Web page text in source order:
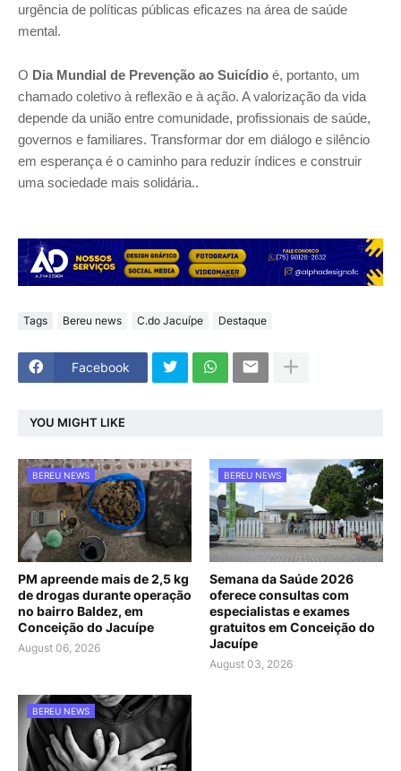
urgência de políticas públicas eficazes na área de saúde
mental.
O Dia Mundial de Prevenção ao Suicídio é, portanto, um
chamado coletivo à reflexão e à ação. A valorização da vida
depende da união entre comunidade, profissionais de saúde,
governos e familiares. Transformar dor em diálogo e silêncio
em esperança é o caminho para reduzir índices e construir
uma sociedade mais solidária..
Tags Bereu news C.do Jacuípe Destaque
Facebook
YOU MIGHT LIKE
BEREU NEWS
PM apreende mais de 2,5 kg
de drogas durante operação
no bairro Baldez, em
Conceição do Jacuípe
August 06, 2026
BEREU NEWS
Semana da Saúde 2026
oferece consultas com
especialistas e exames
gratuitos em Conceição do
Jacuípe
August 03, 2026
BEREU NEWS